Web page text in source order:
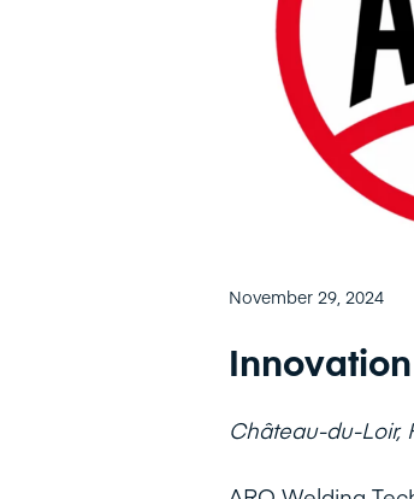
November 29, 2024
Château-du-Loir,